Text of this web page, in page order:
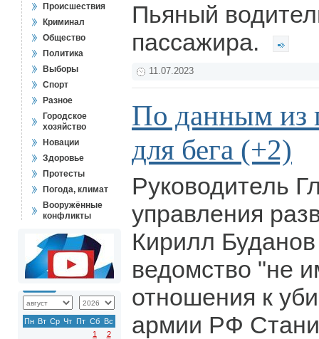
Происшествия
Криминал
Общество
Политика
Выборы
Спорт
Разное
Городское
хозяйство
Новации
Здоровье
Протесты
Погода, климат
Вооружённые
конфликты
Пн Вт Ср Чт Пт Сб Вс
1
2
Пьяный
пассажира.
11.07.2023
По данным из
для бега (+2)
Руководитель
управления
Кирилл
ведомство "не
отношения к
армии РФ